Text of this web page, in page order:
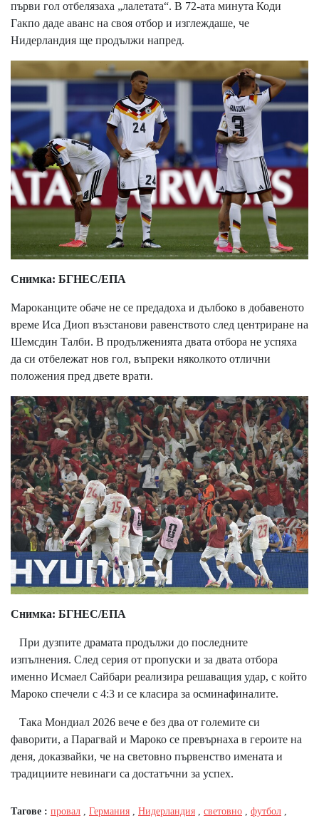
първи гол отбелязаха „лалетата“. В 72-ата минута Коди
Гакпо даде аванс на своя отбор и изглеждаше, че
Нидерландия ще продължи напред.
Снимка: БГНЕС/ЕПА
Мароканците обаче не се предадоха и дълбоко в добавеното
време Иса Диоп възстанови равенството след центриране на
Шемсдин Талби. В продълженията двата отбора не успяха
да си отбележат нов гол, въпреки няколкото отлични
положения пред двете врати.
Снимка: БГНЕС/ЕПА
При дузпите драмата продължи до последните
изпълнения. След серия от пропуски и за двата отбора
именно Исмаел Сайбари реализира решаващия удар, с който
Мароко спечели с 4:3 и се класира за осминафиналите.
Така Мондиал 2026 вече е без два от големите си
фаворити, а Парагвай и Мароко се превърнаха в героите на
деня, доказвайки, че на световно първенство имената и
традициите невинаги са достатъчни за успех.
Тагове : провал , Германия , Нидерландия , световно , футбол ,